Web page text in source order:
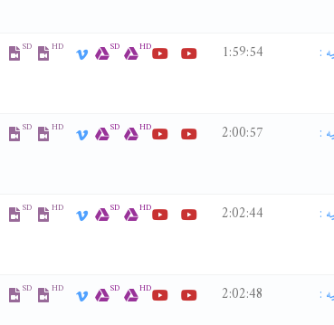
:
1:59:54
HD
SD
HD
SD
:
2:00:57
HD
SD
HD
SD
:
2:02:44
HD
SD
HD
SD
:
2:02:48
HD
SD
HD
SD